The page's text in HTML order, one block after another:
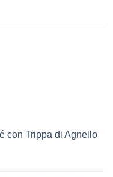
con Trippa di Agnello